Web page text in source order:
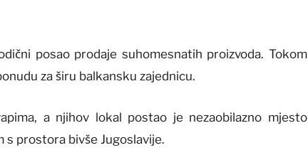
posao prodaje suhomesnatih proizvoda. Tokom
za širu balkansku zajednicu.
a njihov lokal postao je nezaobilazno mjesto
s prostora bivše Jugoslavije.